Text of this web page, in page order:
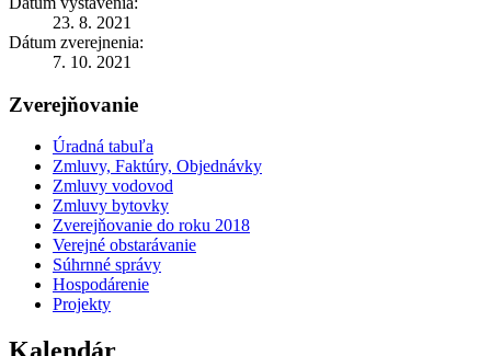
23. 8. 2021
Dátum zverejnenia:
7. 10. 2021
Zverejňovanie
Úradná tabuľa
Zmluvy, Faktúry, Objednávky
Zmluvy vodovod
Zmluvy bytovky
Zverejňovanie do roku 2018
Verejné obstarávanie
Súhrnné správy
Hospodárenie
Projekty